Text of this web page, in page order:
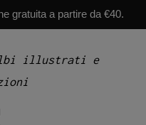
gratuita a partire da €40.
– albi illustrati e